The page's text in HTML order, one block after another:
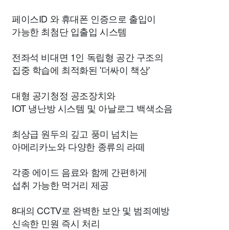
페이스ID 와 휴대폰 인증으로 출입이
가능한 최첨단 입출입 시스템
전좌석 비대면 1인 독립형 공간 구조의
집중 학습에 최적화된 '더싸이 책상'
대형 공기청정 공조장치와
IOT 냉난방 시스템 및 아날로그 백색소음
최상급 원두의 깊고 풍미 넘치는
아메리카노와 다양한 종류의 라떼
각종 에이드 음료와 함께 간편하게
섭취 가능한 먹거리 제공
8대의 CCTV로 완벽한 보안 및 범죄예방
신속한 민원 즉시 처리